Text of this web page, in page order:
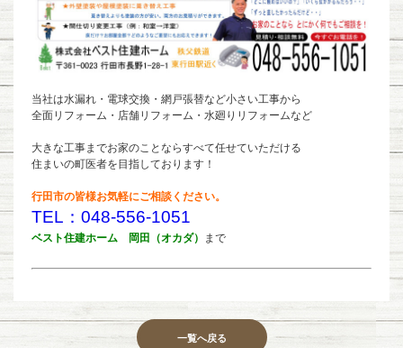
当社は水漏れ・電球交換・網戸張替など小さい工事から
全面リフォーム・店舗リフォーム・水廻りリフォームなど
大きな工事までお家のことならすべて任せていただける
住まいの町医者を目指しております！
行田市の皆様お気軽にご相談ください。
TEL：048-556-1051
ベスト住建ホーム 岡田（オカダ） まで
一覧へ戻る